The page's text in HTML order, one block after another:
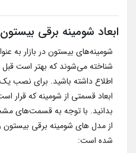
ابعاد شومینه برقی
شومینه‌های بیستون در بازار به
شناخته می‌شوند که بهتر است قبل
اطلاع داشته باشید. برای نصب
ابعاد قسمتی از شومینه که قرار
بدانید. با توجه به قسمت‌های
از مدل های شومینه برقی بیستون
شده است: